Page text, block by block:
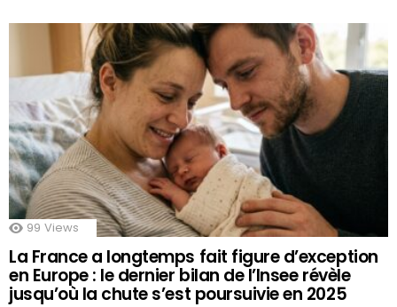
99 Views
La France a longtemps fait figure d’exception
en Europe : le dernier bilan de l’Insee révèle
jusqu’où la chute s’est poursuivie en 2025